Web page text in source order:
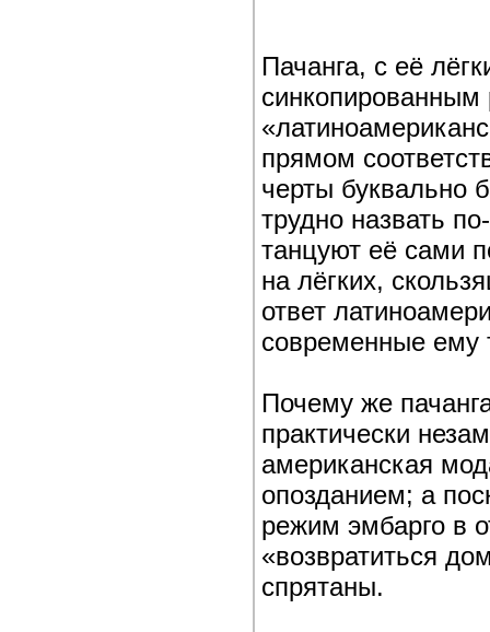
Пачанга, с её
синкопированным
прямом
черты буквально
трудно назвать
танцуют её сами
на лёгких,
ответ
современные ему
Почему же
практически
американская
опозданием; а
режим эмбарго в
«возвратиться
спрятаны.